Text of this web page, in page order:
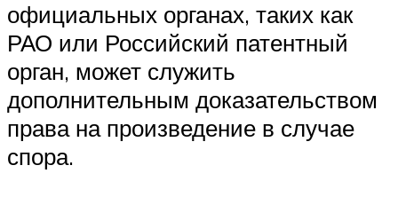
официальных органах, таких как
РАО или Российский патентный
орган, может служить
дополнительным доказательством
права на произведение в случае
спора.